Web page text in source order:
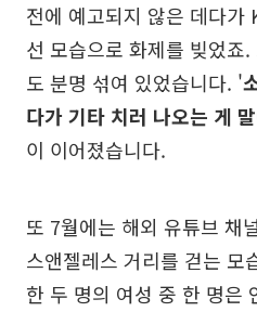
전에 예고되지 않은 데다가
선 모습으로 화제를 빚었죠
도 분명 섞여 있었습니다. '
다가 기타 치러 나오는 게
이 이어졌습니다.
또 7월에는 해외 유튜브 채
스앤젤레스 거리를 걷는 모
한 두 명의 여성 중 한 명은